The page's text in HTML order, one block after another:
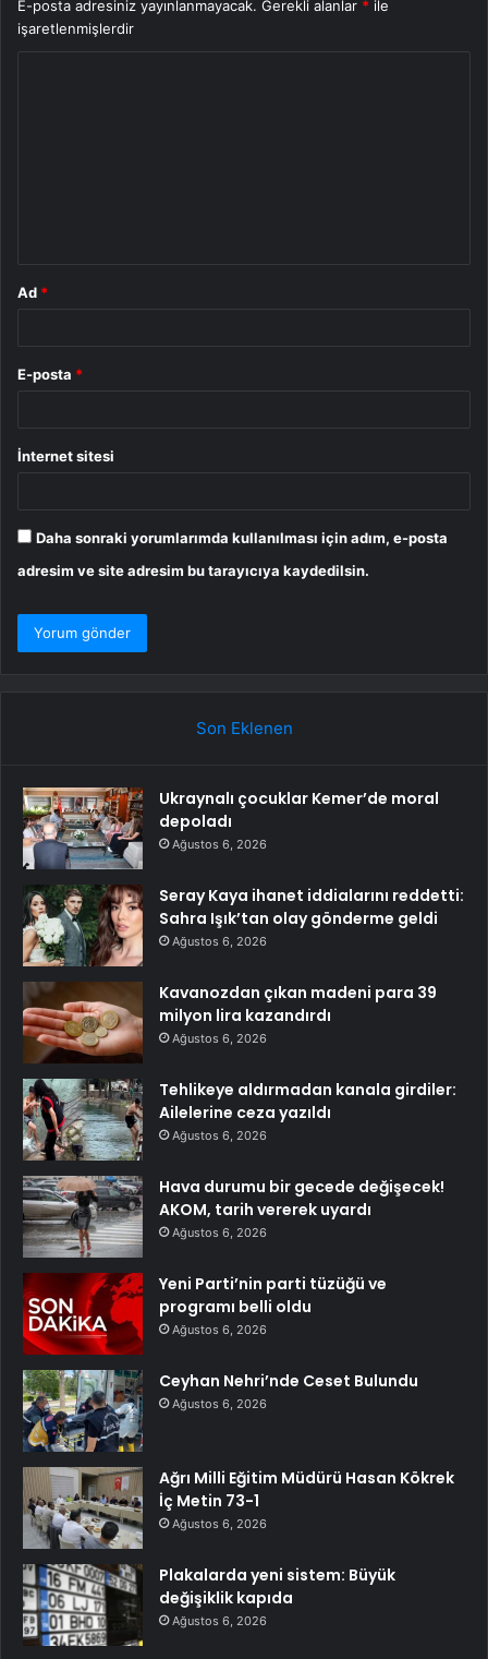
E-posta adresiniz yayınlanmayacak. Gerekli alanlar * ile
işaretlenmişlerdir
Ad *
E-posta *
İnternet sitesi
Daha sonraki yorumlarımda kullanılması için adım, e-posta
adresim ve site adresim bu tarayıcıya kaydedilsin.
Son Eklenen
Ukraynalı çocuklar Kemer’de moral
depoladı
Ağustos 6, 2026
Seray Kaya ihanet iddialarını reddetti:
Sahra Işık’tan olay gönderme geldi
Ağustos 6, 2026
Kavanozdan çıkan madeni para 39
milyon lira kazandırdı
Ağustos 6, 2026
Tehlikeye aldırmadan kanala girdiler:
Ailelerine ceza yazıldı
Ağustos 6, 2026
Hava durumu bir gecede değişecek!
AKOM, tarih vererek uyardı
Ağustos 6, 2026
Yeni Parti’nin parti tüzüğü ve
programı belli oldu
Ağustos 6, 2026
Ceyhan Nehri’nde Ceset Bulundu
Ağustos 6, 2026
Ağrı Milli Eğitim Müdürü Hasan Kökrek
İç Metin 73-1
Ağustos 6, 2026
Plakalarda yeni sistem: Büyük
değişiklik kapıda
Ağustos 6, 2026